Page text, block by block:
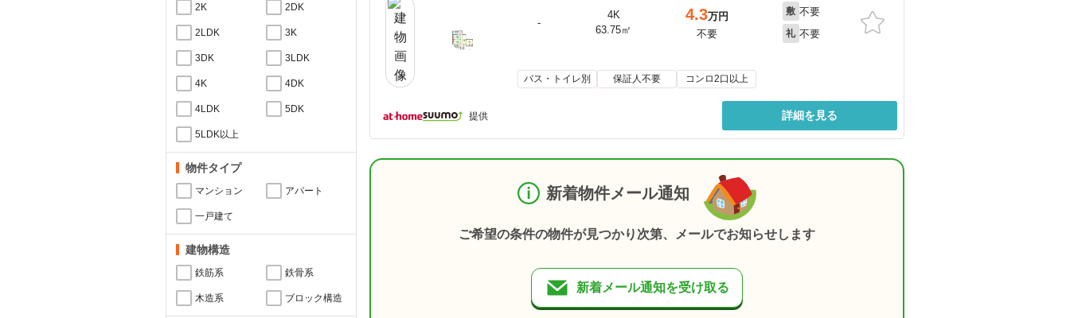
2K 2DK
2LDK 3K
3DK 3LDK
4K 4DK
4LDK 5DK
5LDK以上
物件タイプ
マンション アパート
一戸建て
建物構造
鉄筋系 鉄骨系
木造系 ブロック構造
-
4K
63.75㎡
4.3万円
不要
敷 不要
礼 不要
バス・トイレ別 保証人不要 コンロ2口以上
提供 詳細を見る
新着物件メール通知
ご希望の条件の物件が見つかり次第、メールでお知らせします
新着メール通知を受け取る